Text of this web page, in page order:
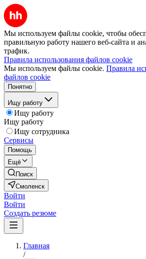
Мы используем файлы cookie, чтобы
правильную работу нашего веб-сайта и
трафик.
Правила использования файлов cookie
Мы используем файлы cookie. Правила
файлов cookie
Понятно
Ищу работу
Ищу работу
Ищу работу
Ищу сотрудника
Сервисы
Помощь
Ещё
Поиск
Смоленск
Войти
Войти
Создать резюме
Главная
/